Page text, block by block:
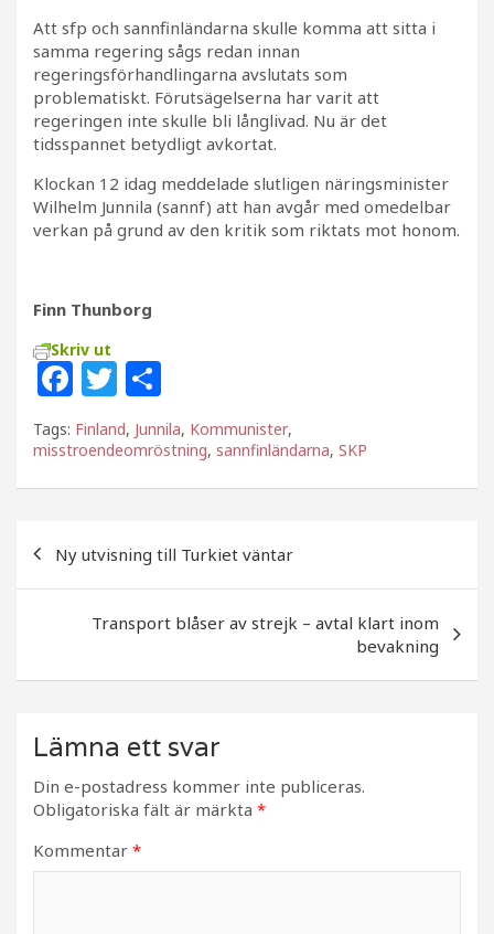
Att sfp och sannfinländarna skulle komma att sitta i
samma regering sågs redan innan
regeringsförhandlingarna avslutats som
problematiskt. Förutsägelserna har varit att
regeringen inte skulle bli långlivad. Nu är det
tidsspannet betydligt avkortat.
Klockan 12 idag meddelade slutligen näringsminister
Wilhelm Junnila (sannf) att han avgår med omedelbar
verkan på grund av den kritik som riktats mot honom.
Finn Thunborg
Skriv ut
F
a
c
e
o
o
T
w
itt
e
el
a
Tags: Finland, Junnila, Kommunister,
misstroendeomröstning, sannfinländarna, SKP
Ny utvisning till Turkiet väntar
Transport blåser av strejk – avtal klart inom
bevakning
Lämna ett svar
Din e-postadress kommer inte publiceras.
Obligatoriska fält är märkta *
Kommentar *